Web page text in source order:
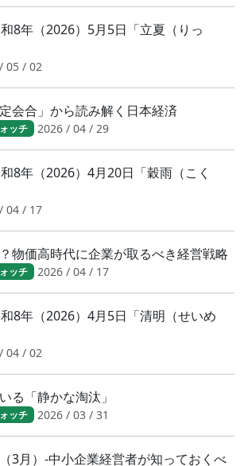
年（2026）5月5日「立夏（りっ
05 / 02
会合」から読み解く日本経済
ッチ 2026 / 04 / 29
年（2026）4月20日「穀雨（こく
04 / 17
物価高時代に企業が取るべき経営戦略
ッチ 2026 / 04 / 17
8年（2026）4月5日「清明（せいめ
04 / 02
る「静かな淘汰」
ッチ 2026 / 03 / 31
3月）-中小企業経営者が知っておくべ